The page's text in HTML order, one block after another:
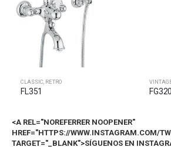
CLASSIC RETRO
FL351 FG320
<A REL="NOREFERRER NOOPENER"
HREF="HTTPS://WWW.INSTAGRAM.COM/
TARGET="_BLANK">SÍGUENOS EN